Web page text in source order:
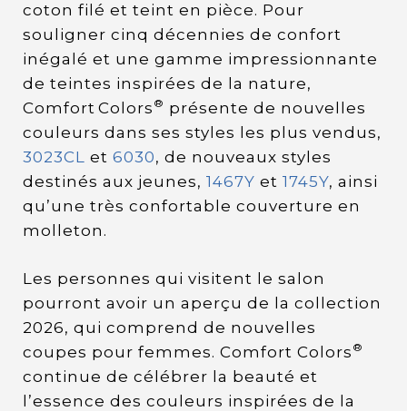
coton filé et teint en pièce. Pour
souligner cinq décennies de confort
inégalé et une gamme impressionnante
de teintes inspirées de la nature,
Comfort Colors ® présente de nouvelles
couleurs dans ses styles les plus vendus,
3023CL et 6030, de nouveaux styles
destinés aux jeunes, 1467Y et 1745Y, ainsi
qu’une très confortable couverture en
molleton.
Les personnes qui visitent le salon
pourront avoir un aperçu de la collection
2026, qui comprend de nouvelles
coupes pour femmes. Comfort Colors ®
continue de célébrer la beauté et
l’essence des couleurs inspirées de la